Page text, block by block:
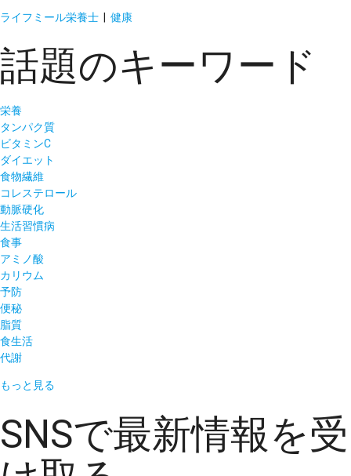
ライフミール栄養士 | 健康
話題のキーワード
栄養
タンパク質
ビタミンC
ダイエット
食物繊維
コレステロール
動脈硬化
生活習慣病
食事
アミノ酸
カリウム
予防
便秘
脂質
食生活
代謝
もっと見る
SNSで最新情報を受